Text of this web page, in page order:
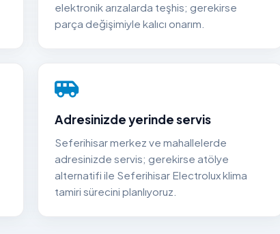
elektronik arızalarda teşhis; gerekirse
parça değişimiyle kalıcı onarım.
Adresinizde yerinde servis
Seferihisar merkez ve mahallelerde
adresinizde servis; gerekirse atölye
alternatifi ile Seferihisar Electrolux klima
tamiri sürecini planlıyoruz.